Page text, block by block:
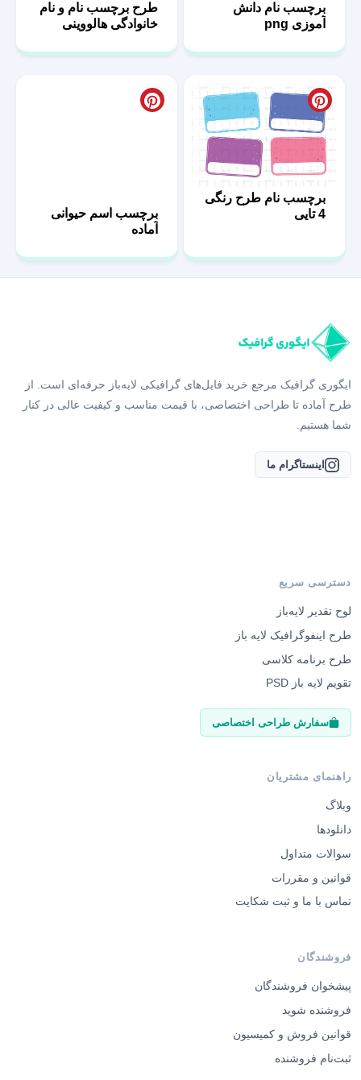
برچسب نام دانش
آموزی png
طرح برچسب نام و نام
خانوادگی هالووینی
برچسب نام طرح رنگی
4 تایی
برچسب اسم حیوانی
آماده
ایگوری گرافیک مرجع خرید فایل‌های گرافیکی لایه‌باز حرفه‌ای است. از
طرح آماده تا طراحی اختصاصی، با قیمت مناسب و کیفیت عالی در کنار
شما هستیم.
اینستاگرام ما
دسترسی سریع
لوح تقدیر لایه‌باز
طرح اینفوگرافیک لایه باز
طرح برنامه کلاسی
تقویم لایه باز PSD
سفارش طراحی اختصاصی
راهنمای مشتریان
وبلاگ
دانلودها
سوالات متداول
قوانین و مقررات
تماس با ما و ثبت شکایت
فروشندگان
پیشخوان فروشندگان
فروشنده شوید
قوانین فروش و کمیسیون
ثبت‌نام فروشنده